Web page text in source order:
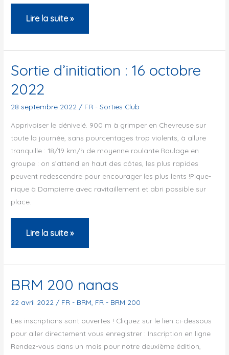
Sortie
d’initiation
:
19
novembre
Lire la suite »
Sortie d’initiation : 16 octobre
2022
28 septembre 2022 / FR - Sorties Club
Apprivoiser le dénivelé. 900 m à grimper en Chevreuse sur
toute la journée, sans pourcentages trop violents, à allure
tranquille : 18/19 km/h de moyenne roulante.Roulage en
groupe : on s’attend en haut des côtes, les plus rapides
peuvent redescendre pour encourager les plus lents !Pique-
nique à Dampierre avec ravitaillement et abri possible sur
place.
Sortie
d’initiation
:
octobre
2022
Lire la suite »
BRM 200 nanas
22 avril 2022 / FR - BRM FR - BRM 200
Les inscriptions sont ouvertes ! Cliquez sur le lien ci-dessous
pour aller directement vous enregistrer : Inscription en ligne
Rendez-vous dans un mois pour notre deuxième édition,